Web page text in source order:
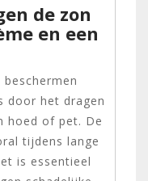
de zon
en een
door het dragen
hoed of pet. De
tijdens lange
is essentieel